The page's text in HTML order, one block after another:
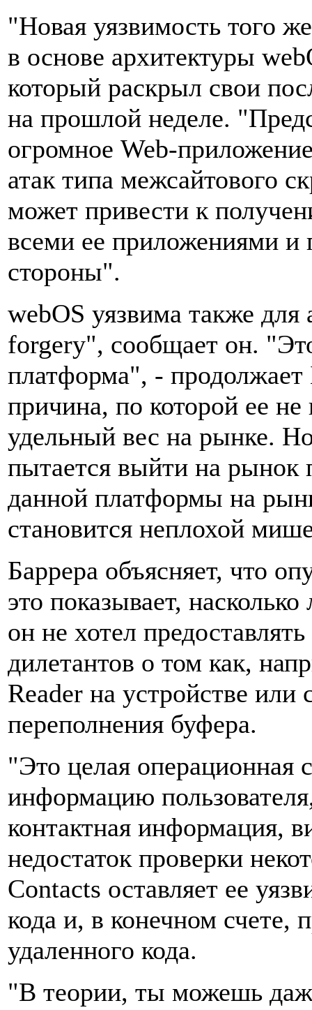
"Новая уязвимость того
в основе архитектуры
который раскрыл свои
на прошлой неделе.
огромное Web-
атак типа межсайтового
может привести к
всеми ее приложениями и
стороны".
webOS уязвима также для
forgery", сообщает он.
платформа", - продолжает
причина, по которой ее
удельный вес на рынке.
пытается выйти на рынок
данной платформы на
становится неплохой
Баррера объясняет, что
это показывает,
он не хотел
дилетантов о том как,
Reader на устройстве или
переполнения буфера.
"Это целая операционная
информацию
контактная информация,
недостаток проверки
Contacts оставляет ее
кода и, в конечном счете,
удаленного кода.
"В теории, ты можешь